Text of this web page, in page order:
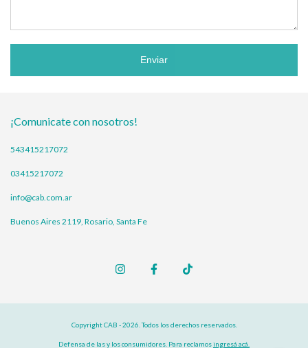
Enviar
¡Comunicate con nosotros!
543415217072
03415217072
info@cab.com.ar
Buenos Aires 2119, Rosario, Santa Fe
Copyright CAB - 2026. Todos los derechos reservados.
Defensa de las y los consumidores. Para reclamosingresá acá.